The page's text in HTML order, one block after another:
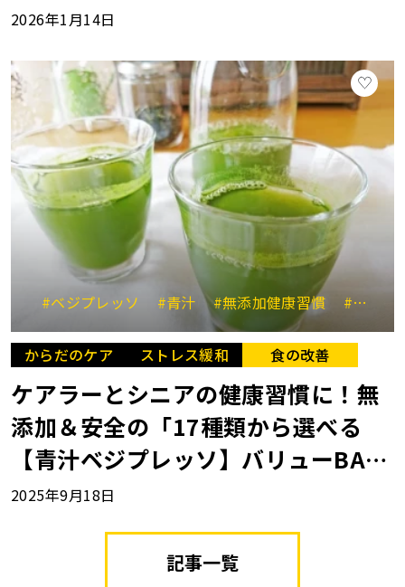
2026年1月14日
#ベジプレッソ #青汁 #無添加健康習慣 #栄養不足
からだのケア ストレス緩和 食の改善
ケアラーとシニアの健康習慣に！無
添加＆安全の「17種類から選べる
【青汁ベジプレッソ】バリューBA
G」
2025年9月18日
記事一覧